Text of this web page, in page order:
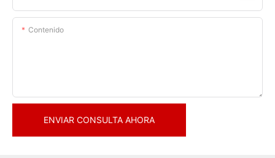
Contenido
ENVIAR CONSULTA AHORA